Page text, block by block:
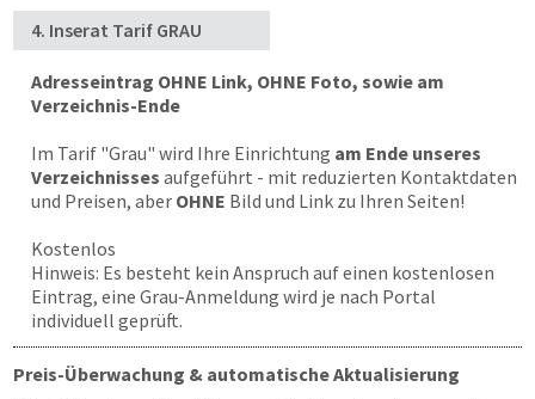
4. Inserat Tarif GRAU
Adresseintrag OHNE Link, OHNE Foto, sowie am
Verzeichnis-Ende
Im Tarif "Grau" wird Ihre Einrichtung am Ende unseres
Verzeichnisses aufgeführt - mit reduzierten Kontaktdaten
und Preisen, aber OHNE Bild und Link zu Ihren Seiten!
Kostenlos
Hinweis: Es besteht kein Anspruch auf einen kostenlosen
Eintrag, eine Grau-Anmeldung wird je nach Portal
individuell geprüft.
Preis-Überwachung & automatische Aktualisierung